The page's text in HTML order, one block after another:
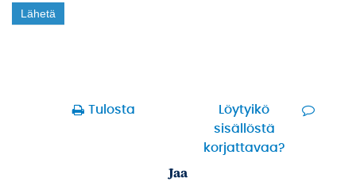
Lähetä
Tulosta
Löytyikö
sisällöstä
korjattavaa?
Jaa